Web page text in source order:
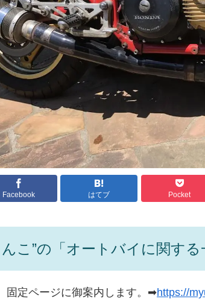
Facebook はてブ Pocket
こ”の「オートバイに関する
固定ページに御案内します。➡https://